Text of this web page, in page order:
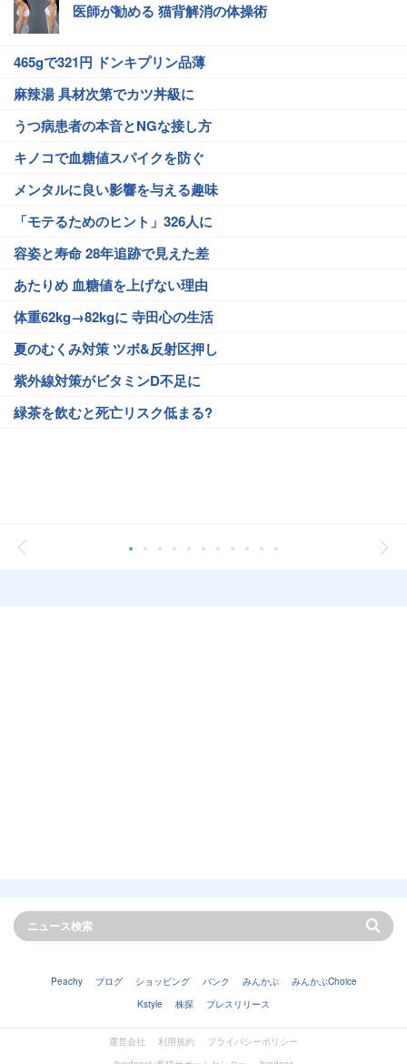
医師が勧める 猫背解消の体操術
465gで321円 ドンキプリン品薄
麻辣湯 具材次第でカツ丼級に
うつ病患者の本音とNGな接し方
キノコで血糖値スパイクを防ぐ
メンタルに良い影響を与える趣味
「モテるためのヒント」326人に
容姿と寿命 28年追跡で見えた差
あたりめ 血糖値を上げない理由
体重62kg→82kgに 寺田心の生活
夏のむくみ対策 ツボ&反射区押し
紫外線対策がビタミンD不足に
緑茶を飲むと死亡リスク低まる?
Peachy ブログ ショッピング バンク みんかぶ
みんかぶChoice
Kstyle
株探 プレスリリース
運営会社 利用規約
プライバシーポリシー